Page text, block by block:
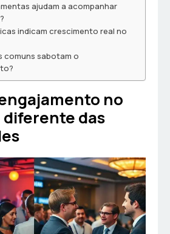
ajudam a acompanhar
indicam crescimento real no
comuns sabotam o
no
diferente das